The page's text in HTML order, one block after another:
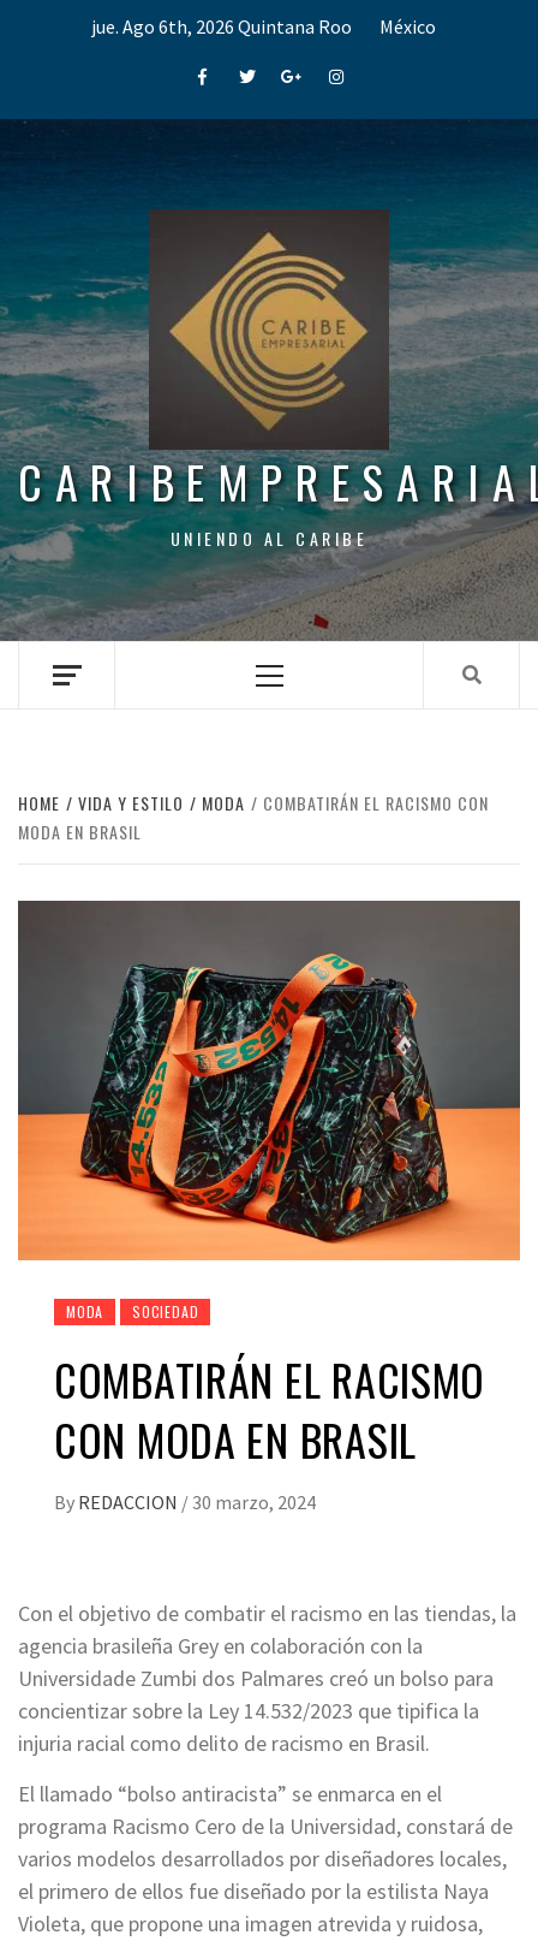
jue. Ago 6th, 2026 Quintana Roo México
FacebookTwitterGoogle+Instagram
UNIENDO AL CARIBE
Menu
HOME VIDA Y ESTILO MODA
COMBATIRÁN EL RACISMO CON
MODA EN BRASIL
MODA SOCIEDAD
COMBATIRÁN EL RACISMO
CON MODA EN BRASIL
By REDACCION / 30 marzo, 2024
Con el objetivo de combatir el racismo en las tiendas, la
agencia brasileña Grey en colaboración con la
Universidade Zumbi dos Palmares creó un bolso para
concientizar sobre la Ley 14.532/2023 que tipifica la
injuria racial como delito de racismo en Brasil.
El llamado “bolso antiracista” se enmarca en el
programa Racismo Cero de la Universidad, constará de
varios modelos desarrollados por diseñadores locales,
el primero de ellos fue diseñado por la estilista Naya
Violeta, que propone una imagen atrevida y ruidosa,